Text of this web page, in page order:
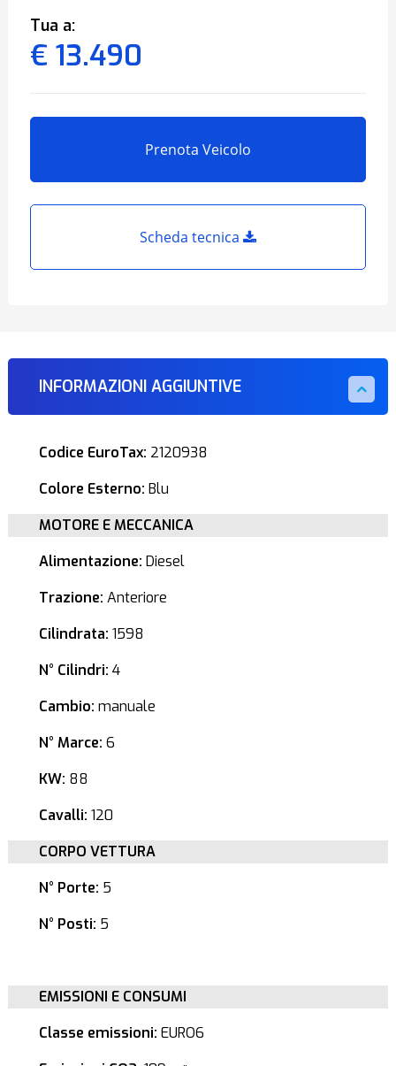
Tua a:
€ 13.490
Prenota Veicolo
Scheda tecnica
INFORMAZIONI AGGIUNTIVE
Codice EuroTax: 2120938
Colore Esterno: Blu
MOTORE E MECCANICA
Alimentazione: Diesel
Trazione: Anteriore
Cilindrata: 1598
N° Cilindri: 4
Cambio: manuale
N° Marce: 6
KW: 88
Cavalli: 120
CORPO VETTURA
N° Porte: 5
N° Posti: 5
EMISSIONI E CONSUMI
Classe emissioni: EURO6